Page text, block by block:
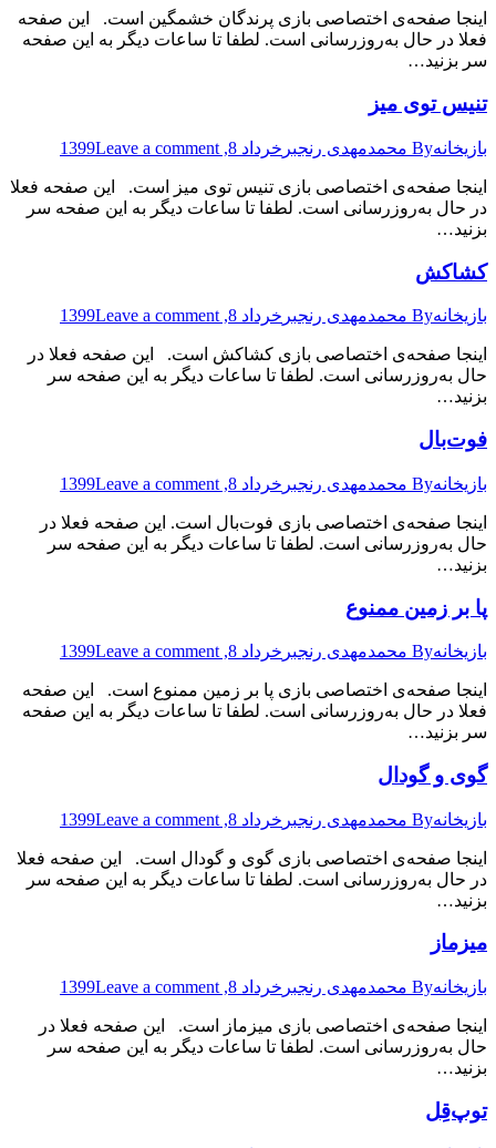
اینجا صفحه‌ی اختصاصی بازی پرندگان خشمگین است. این صفحه
فعلا در حال به‌روزرسانی است. لطفا تا ساعات دیگر به این صفحه
سر بزنید…
تنیس توی میز
بازیخانهBy محمدمهدی رنجبر خرداد 8, 1399 Leave a comment
اینجا صفحه‌ی اختصاصی بازی تنیس توی میز است. این صفحه فعلا
در حال به‌روزرسانی است. لطفا تا ساعات دیگر به این صفحه سر
بزنید…
کشاکش
بازیخانهBy محمدمهدی رنجبر خرداد 8, 1399 Leave a comment
اینجا صفحه‌ی اختصاصی بازی کشاکش است. این صفحه فعلا در
حال به‌روزرسانی است. لطفا تا ساعات دیگر به این صفحه سر
بزنید…
فوت‌بال
بازیخانهBy محمدمهدی رنجبر خرداد 8, 1399 Leave a comment
اینجا صفحه‌ی اختصاصی بازی فوت‌بال است. این صفحه فعلا در
حال به‌روزرسانی است. لطفا تا ساعات دیگر به این صفحه سر
بزنید…
پا بر زمین ممنوع
بازیخانهBy محمدمهدی رنجبر خرداد 8, 1399 Leave a comment
اینجا صفحه‌ی اختصاصی بازی پا بر زمین ممنوع است. این صفحه
فعلا در حال به‌روزرسانی است. لطفا تا ساعات دیگر به این صفحه
سر بزنید…
گوی و گودال
بازیخانهBy محمدمهدی رنجبر خرداد 8, 1399 Leave a comment
اینجا صفحه‌ی اختصاصی بازی گوی و گودال است. این صفحه فعلا
در حال به‌روزرسانی است. لطفا تا ساعات دیگر به این صفحه سر
بزنید…
میزماز
بازیخانهBy محمدمهدی رنجبر خرداد 8, 1399 Leave a comment
اینجا صفحه‌ی اختصاصی بازی میزماز است. این صفحه فعلا در
حال به‌روزرسانی است. لطفا تا ساعات دیگر به این صفحه سر
بزنید…
توپ‌قِل